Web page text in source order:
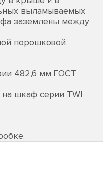
выламываемых
заземлены между
порошковой
482,6 мм ГОСТ
на шкаф серии TWI